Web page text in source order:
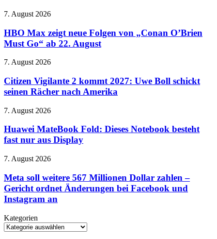
wie
Donut
Kinofilm
HBO
zeigt
neue
Folgen
„Conan
Must
Go“
22.
7. August 2026
HBO Max zeigt neue Folgen von „Conan O’Brien
Must Go“ ab 22. August
Citizen
2
kommt
2027:
Boll
seinen
Rächer
Amerika
7. August 2026
Citizen Vigilante 2 kommt 2027: Uwe Boll schickt
seinen Rächer nach Amerika
Huawei
Fold:
Dieses
Notebook
fast
aus
Display
7. August 2026
Huawei MateBook Fold: Dieses Notebook besteht
fast nur aus Display
Meta
weitere
567
Millionen
Dollar
–
Gericht
7. August 2026
Meta soll weitere 567 Millionen Dollar zahlen –
Gericht ordnet Änderungen bei Facebook und
Instagram an
Kategorien
Kategorien